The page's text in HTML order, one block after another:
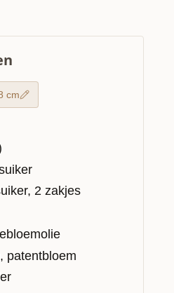
cm
2 zakjes
patentbloem